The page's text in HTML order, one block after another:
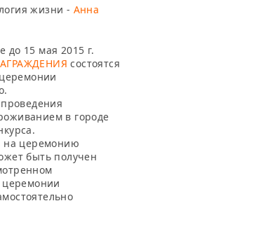
жизни - Анна
до 15 мая 2015 г.
состоятся
в городе
на церемонию
быть получен
церемонии